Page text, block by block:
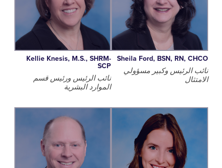
Sheila Ford, BSN, RN,
وكبير مسؤولي
Kellie Knesis, M.S., SHRM-
SCP
نائب الرئيس ورئيس قسم
الموارد البشرية